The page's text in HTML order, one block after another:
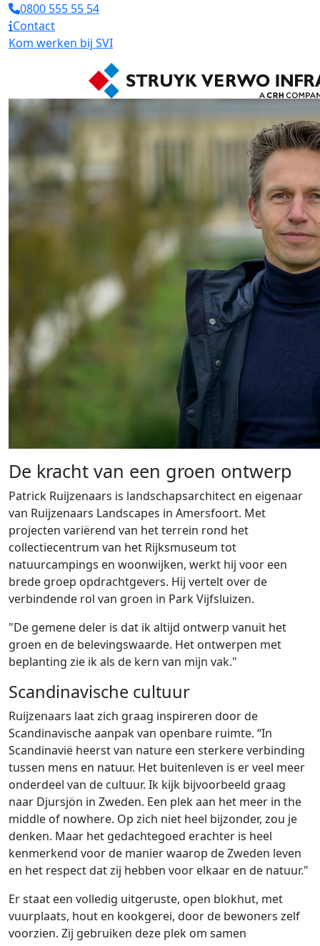
0800 555 55 54
Contact
Kom werken bij SVI
De kracht van een groen ontwerp
Patrick Ruijzenaars is landschapsarchitect en eigenaar
van Ruijzenaars Landscapes in Amersfoort. Met
projecten variërend van het terrein rond het
collectiecentrum van het Rijksmuseum tot
natuurcampings en woonwijken, werkt hij voor een
brede groep opdrachtgevers. Hij vertelt over de
verbindende rol van groen in Park Vijfsluizen.
"De gemene deler is dat ik altijd ontwerp vanuit het
groen en de belevingswaarde. Het ontwerpen met
beplanting zie ik als de kern van mijn vak."
Scandinavische cultuur
Ruijzenaars laat zich graag inspireren door de
Scandinavische aanpak van openbare ruimte. “In
Scandinavië heerst van nature een sterkere verbinding
tussen mens en natuur. Het buitenleven is er veel meer
onderdeel van de cultuur. Ik kijk bijvoorbeeld graag
naar Djursjön in Zweden. Een plek aan het meer in the
middle of nowhere. Op zich niet heel bijzonder, zou je
denken. Maar het gedachtegoed erachter is heel
kenmerkend voor de manier waarop de Zweden leven
en het respect dat zij hebben voor elkaar en de natuur."
Er staat een volledig uitgeruste, open blokhut, met
vuurplaats, hout en kookgerei, door de bewoners zelf
voorzien. Zij gebruiken deze plek om samen